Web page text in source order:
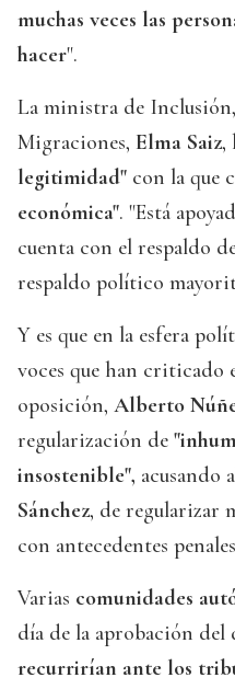
muchas veces las
hacer".
La ministra de
Migraciones, Elma Saiz,
legitimidad" con la que
económica". "Está
cuenta con el respaldo
respaldo político
Y es que en la esfera
voces que han criticado
oposición, Alberto
regularización de
insostenible", acusando
Sánchez, de regularizar
con antecedentes
Varias comunidades
día de la aprobación del
recurrirían ante los